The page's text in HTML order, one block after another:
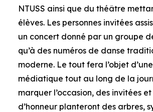
NTUSS ainsi que du théâtre
élèves. Les personnes invitées
un concert donné par un groupe
qu’à des numéros de danse
moderne. Le tout fera l’objet
médiatique tout au long de la
marquer l’occasion, des invitées
d’honneur planteront des arbres,